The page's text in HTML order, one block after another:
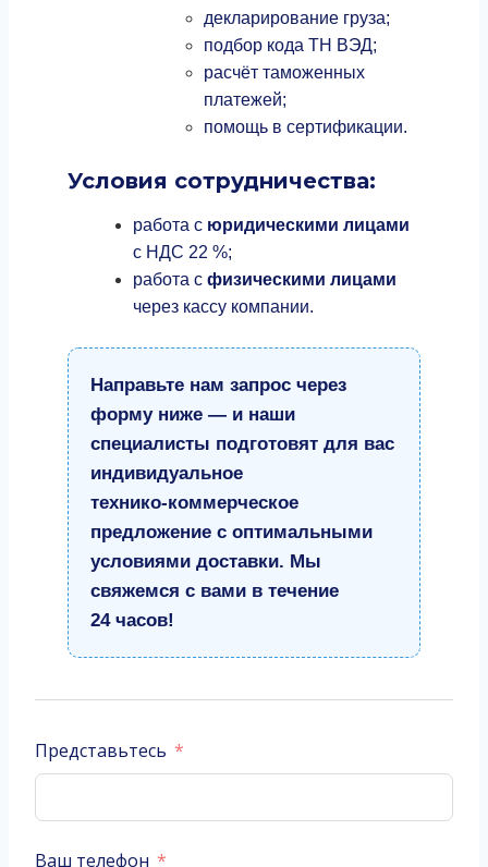
декларирование груза;
подбор кода ТН ВЭД;
расчёт таможенных
платежей;
помощь в сертификации.
Условия сотрудничества:
работа с юридическими лицами
с НДС 22 %;
работа с физическими лицами
через кассу компании.
Направьте нам запрос через
форму ниже — и наши
специалисты подготовят для вас
индивидуальное
технико‑коммерческое
предложение с оптимальными
условиями доставки. Мы
свяжемся с вами в течение
24 часов!
Представьтесь
Ваш телефон